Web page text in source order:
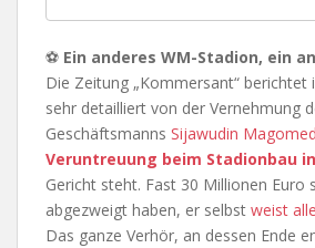
⚽ Ein anderes WM-Stadion, ein
Die Zeitung „Kommersant“ berichtet
sehr detailliert von der Vernehmung
Geschäftsmanns Sijawudin
Veruntreuung beim Stadionbau
Gericht steht. Fast 30 Millionen Euro
abgezweigt haben, er selbst weist
Das ganze Verhör, an dessen Ende